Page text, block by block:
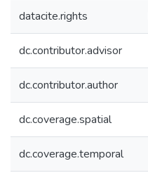
datacite.rights
dc.contributor.advisor
dc.contributor.author
dc.coverage.spatial
dc.coverage.temporal